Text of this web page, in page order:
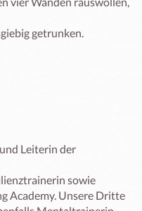
getrunken.
Leiterin der
sowie
Academy. Unsere Dritte